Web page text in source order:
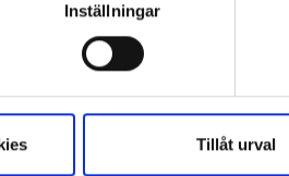
Inställningar
Tillåt urval